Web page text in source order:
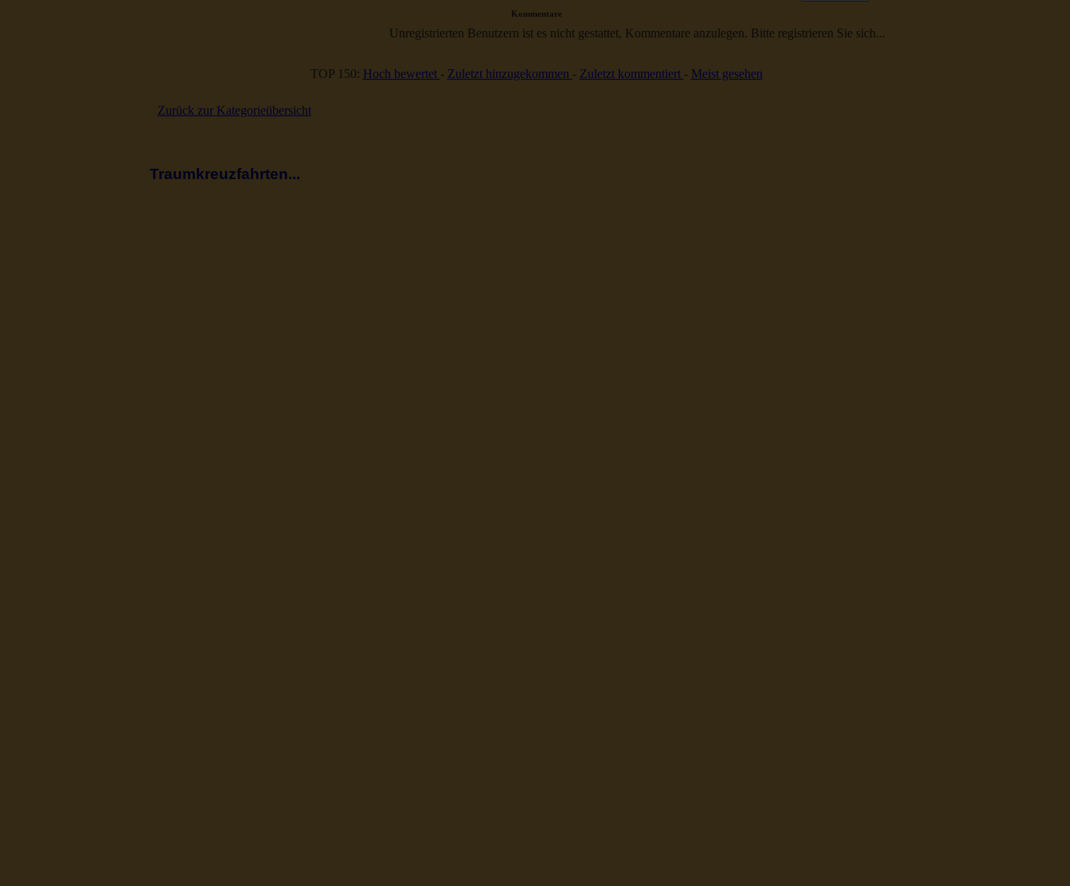
Kommentare
Unregistrierten Benutzern ist es nicht gestattet, Kommentare anzulegen. Bitte registrieren Sie sich...
TOP 150: Hoch bewertet - Zuletzt hinzugekommen - Zuletzt kommentiert - Meist gesehen
Zurück zur Kategorieübersicht
Traumkreuzfahrten...